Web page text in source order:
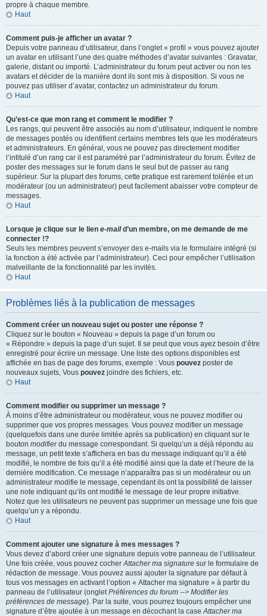
propre à chaque membre.
Haut
Comment puis-je afficher un avatar ?
Depuis votre panneau d’utilisateur, dans l’onglet « profil » vous pouvez ajouter
un avatar en utilisant l’une des quatre méthodes d’avatar suivantes : Gravatar,
galerie, distant ou importé. L’administrateur du forum peut activer ou non les
avatars et décider de la manière dont ils sont mis à disposition. Si vous ne
pouvez pas utiliser d’avatar, contactez un administrateur du forum.
Haut
Qu’est-ce que mon rang et comment le modifier ?
Les rangs, qui peuvent être associés au nom d’utilisateur, indiquent le nombre
de messages postés ou identifient certains membres tels que les modérateurs
et administrateurs. En général, vous ne pouvez pas directement modifier
l’intitulé d’un rang car il est paramétré par l’administrateur du forum. Évitez de
poster des messages sur le forum dans le seul but de passer au rang
supérieur. Sur la plupart des forums, cette pratique est rarement tolérée et un
modérateur (ou un administrateur) peut facilement abaisser votre compteur de
messages.
Haut
Lorsque je clique sur le lien e-maild’un membre, on me demande de me
connecter !?
Seuls les membres peuvent s’envoyer des e-mails via le formulaire intégré (si
la fonction a été activée par l’administrateur). Ceci pour empêcher l’utilisation
malveillante de la fonctionnalité par les invités.
Haut
Problèmes liés à la publication de messages
Comment créer un nouveau sujet ou poster une réponse ?
Cliquez sur le bouton « Nouveau » depuis la page d’un forum ou
« Répondre » depuis la page d’un sujet. Il se peut que vous ayez besoin d’être
enregistré pour écrire un message. Une liste des options disponibles est
affichée en bas de page des forums, exemple : Vous pouvez poster de
nouveaux sujets, Vous pouvez joindre des fichiers, etc.
Haut
Comment modifier ou supprimer un message ?
À moins d’être administrateur ou modérateur, vous ne pouvez modifier ou
supprimer que vos propres messages. Vous pouvez modifier un message
(quelquefois dans une durée limitée après sa publication) en cliquant sur le
bouton modifierdu message correspondant. Si quelqu’un a déjà répondu au
message, un petit texte s’affichera en bas du message indiquant qu’il a été
modifié, le nombre de fois qu’il a été modifié ainsi que la date et l’heure de la
dernière modification. Ce message n’apparaîtra pas si un modérateur ou un
administrateur modifie le message, cependant ils ont la possibilité de laisser
une note indiquant qu’ils ont modifié le message de leur propre initiative.
Notez que les utilisateurs ne peuvent pas supprimer un message une fois que
quelqu’un y a répondu.
Haut
Comment ajouter une signature à mes messages ?
Vous devez d’abord créer une signature depuis votre panneau de l’utilisateur.
Une fois créée, vous pouvez cocherAttacher ma signature sur le formulaire de
rédaction de message. Vous pouvez aussi ajouter la signature par défaut à
tous vos messages en activant l’option « Attacher ma signature » à partir du
panneau de l’utilisateur (ongletPréférences du forum --> Modifier les
préférences de message). Par la suite, vous pourrez toujours empêcher une
signature d’être ajoutée à un message en décochant la caseAttacher ma